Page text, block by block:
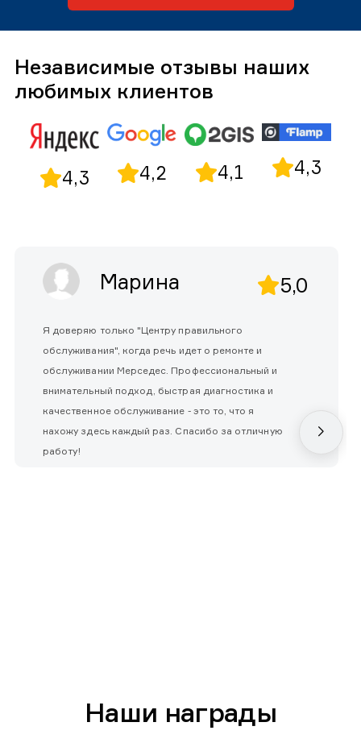
Независимые отзывы наших
любимых клиентов
4,3 4,2 4,1 4,3
Марина 5,0
Я доверяю только "Центру правильного
обслуживания", когда речь идет о ремонте и
обслуживании Мерседес. Профессиональный и
внимательный подход, быстрая диагностика и
качественное обслуживание - это то, что я
нахожу здесь каждый раз. Спасибо за отличную
работу!
Наши награды